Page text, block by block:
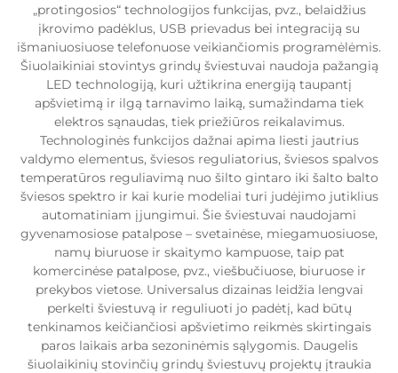
„protingosios“ technologijos funkcijas, pvz., belaidžius
įkrovimo padėklus, USB prievadus bei integraciją su
išmaniuosiuose telefonuose veikiančiomis programėlėmis.
Šiuolaikiniai stovintys grindų šviestuvai naudoja pažangią
LED technologiją, kuri užtikrina energiją taupantį
apšvietimą ir ilgą tarnavimo laiką, sumažindama tiek
elektros sąnaudas, tiek priežiūros reikalavimus.
Technologinės funkcijos dažnai apima liesti jautrius
valdymo elementus, šviesos reguliatorius, šviesos spalvos
temperatūros reguliavimą nuo šilto gintaro iki šalto balto
šviesos spektro ir kai kurie modeliai turi judėjimo jutiklius
automatiniam įjungimui. Šie šviestuvai naudojami
gyvenamosiose patalpose – svetainėse, miegamuosiuose,
namų biuruose ir skaitymo kampuose, taip pat
komercinėse patalpose, pvz., viešbučiuose, biuruose ir
prekybos vietose. Universalus dizainas leidžia lengvai
perkelti šviestuvą ir reguliuoti jo padėtį, kad būtų
tenkinamos keičiančiosi apšvietimo reikmės skirtingais
paros laikais arba sezoninėmis sąlygomis. Daugelis
šiuolaikinių stovinčių grindų šviestuvų projektų įtraukia